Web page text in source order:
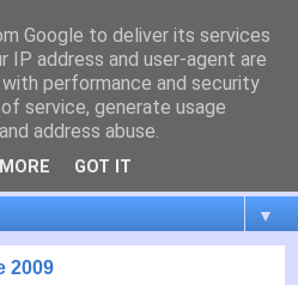
proyectos, transporte,
medio ambiente,
▼
2009
Google to deliver its services
IP address and user-agent are
performance and security
service, generate usage
address abuse.
GOT IT